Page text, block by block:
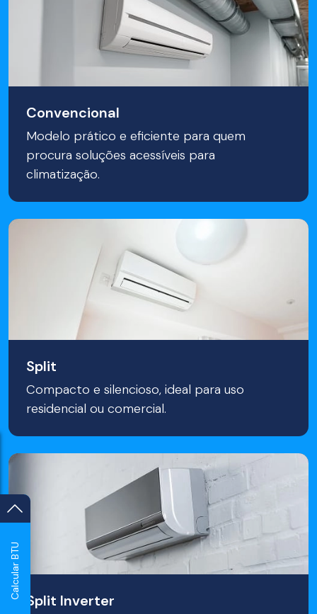
Calcular BTU
Convencional
Modelo prático e eficiente para quem
procura soluções acessíveis para
climatização.
Split
Compacto e silencioso, ideal para uso
residencial ou comercial.
Split Inverter